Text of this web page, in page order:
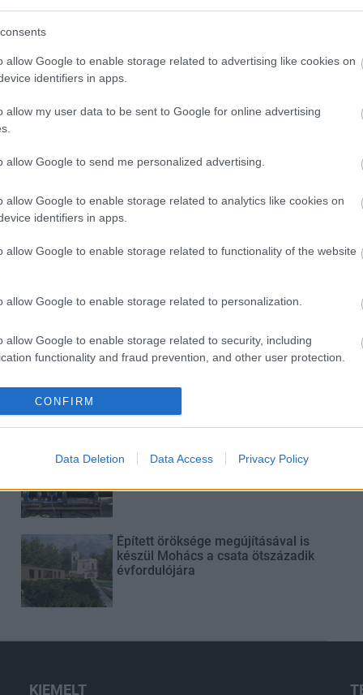
allow Google to enable storage related to advertising like cookies on
identifiers in apps.
allow my user data to be sent to Google for online advertising
allow Google to send me personalized advertising.
allow Google to enable storage related to analytics like cookies on
identifiers in apps.
allow Google to enable storage related to functionality of the website
allow Google to enable storage related to personalization.
allow Google to enable storage related to security, including
functionality and fraud prevention, and other user protection.
CONFIRM
Data Deletion Data Access Privacy Policy
védik a
Idén is PajTáska, egy táskányi
iskolakezdéshez
árnyékában?
Elkészült a Liszt Ferenc repülőtér
és közműhálózatának fejlesztése
Látlelet a hazai víziközművekről?
Egyetlen, fél évszázados
Épített öröksége megújításával is
készül Mohács a csata ötszázadik
évfordulójára
KIEMELT